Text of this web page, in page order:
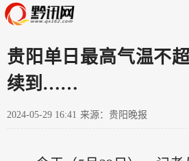
贵阳单日最高气温不
续到……
2024-05-29 16:41 来源：贵阳晚报